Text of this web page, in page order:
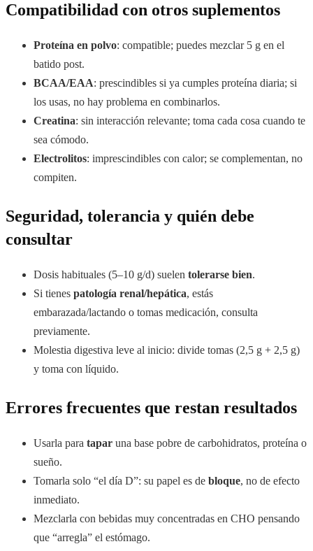
Compatibilidad con otros suplementos
Proteína en polvo: compatible; puedes mezclar 5 g en el
batido post.
BCAA/EAA: prescindibles si ya cumples proteína diaria; si
los usas, no hay problema en combinarlos.
Creatina: sin interacción relevante; toma cada cosa cuando te
sea cómodo.
Electrolitos: imprescindibles con calor; se complementan, no
compiten.
Seguridad, tolerancia y quién debe
consultar
Dosis habituales (5–10 g/d) suelen tolerarse bien.
Si tienes patología renal/hepática, estás
embarazada/lactando o tomas medicación, consulta
previamente.
Molestia digestiva leve al inicio: divide tomas (2,5 g + 2,5 g)
y toma con líquido.
Errores frecuentes que restan resultados
Usarla para tapar una base pobre de carbohidratos, proteína o
sueño.
Tomarla solo “el día D”: su papel es de bloque, no de efecto
inmediato.
Mezclarla con bebidas muy concentradas en CHO pensando
que “arregla” el estómago.